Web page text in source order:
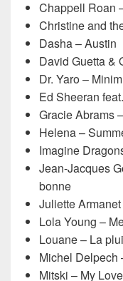
Chappell Roan
Christine and
Dasha – Austin
David Guetta &
Dr. Yaro –
Ed Sheeran
Gracie Abrams
Helena –
Imagine
Jean-Jacques
bonne
Juliette
Lola Young –
Louane – La
Michel Delpech
Mitski – My